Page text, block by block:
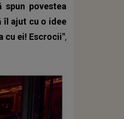
povestea
îl ajut cu o idee
cu ei! Escrocii",